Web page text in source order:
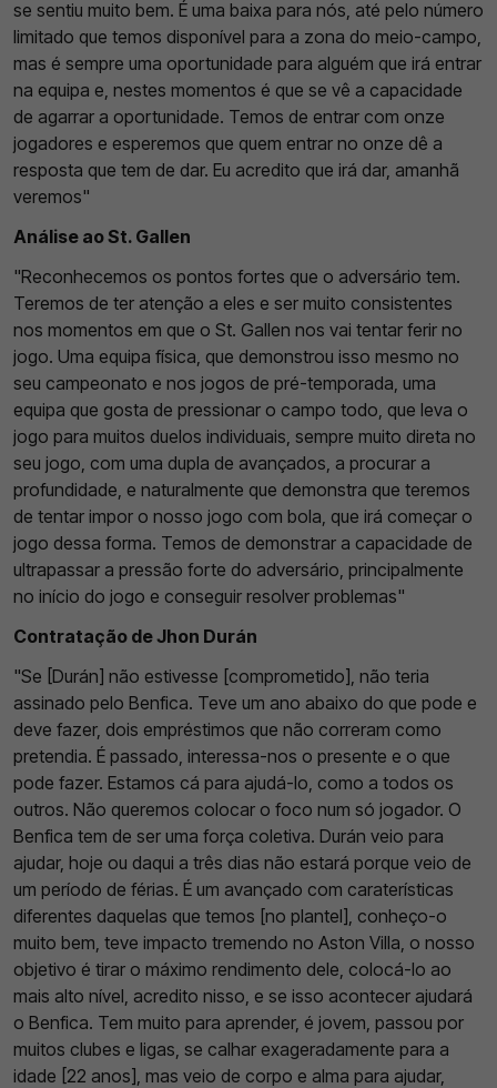
se sentiu muito bem. É uma baixa para nós, até pelo número
limitado que temos disponível para a zona do meio-campo,
mas é sempre uma oportunidade para alguém que irá entrar
na equipa e, nestes momentos é que se vê a capacidade
de agarrar a oportunidade. Temos de entrar com onze
jogadores e esperemos que quem entrar no onze dê a
resposta que tem de dar. Eu acredito que irá dar, amanhã
veremos"
Análise ao St. Gallen
"Reconhecemos os pontos fortes que o adversário tem.
Teremos de ter atenção a eles e ser muito consistentes
nos momentos em que o St. Gallen nos vai tentar ferir no
jogo. Uma equipa física, que demonstrou isso mesmo no
seu campeonato e nos jogos de pré-temporada, uma
equipa que gosta de pressionar o campo todo, que leva o
jogo para muitos duelos individuais, sempre muito direta no
seu jogo, com uma dupla de avançados, a procurar a
profundidade, e naturalmente que demonstra que teremos
de tentar impor o nosso jogo com bola, que irá começar o
jogo dessa forma. Temos de demonstrar a capacidade de
ultrapassar a pressão forte do adversário, principalmente
no início do jogo e conseguir resolver problemas"
Contratação de Jhon Durán
"Se [Durán] não estivesse [comprometido], não teria
assinado pelo Benfica. Teve um ano abaixo do que pode e
deve fazer, dois empréstimos que não correram como
pretendia. É passado, interessa-nos o presente e o que
pode fazer. Estamos cá para ajudá-lo, como a todos os
outros. Não queremos colocar o foco num só jogador. O
Benfica tem de ser uma força coletiva. Durán veio para
ajudar, hoje ou daqui a três dias não estará porque veio de
um período de férias. É um avançado com caraterísticas
diferentes daquelas que temos [no plantel], conheço-o
muito bem, teve impacto tremendo no Aston Villa, o nosso
objetivo é tirar o máximo rendimento dele, colocá-lo ao
mais alto nível, acredito nisso, e se isso acontecer ajudará
o Benfica. Tem muito para aprender, é jovem, passou por
muitos clubes e ligas, se calhar exageradamente para a
idade [22 anos], mas veio de corpo e alma para ajudar,